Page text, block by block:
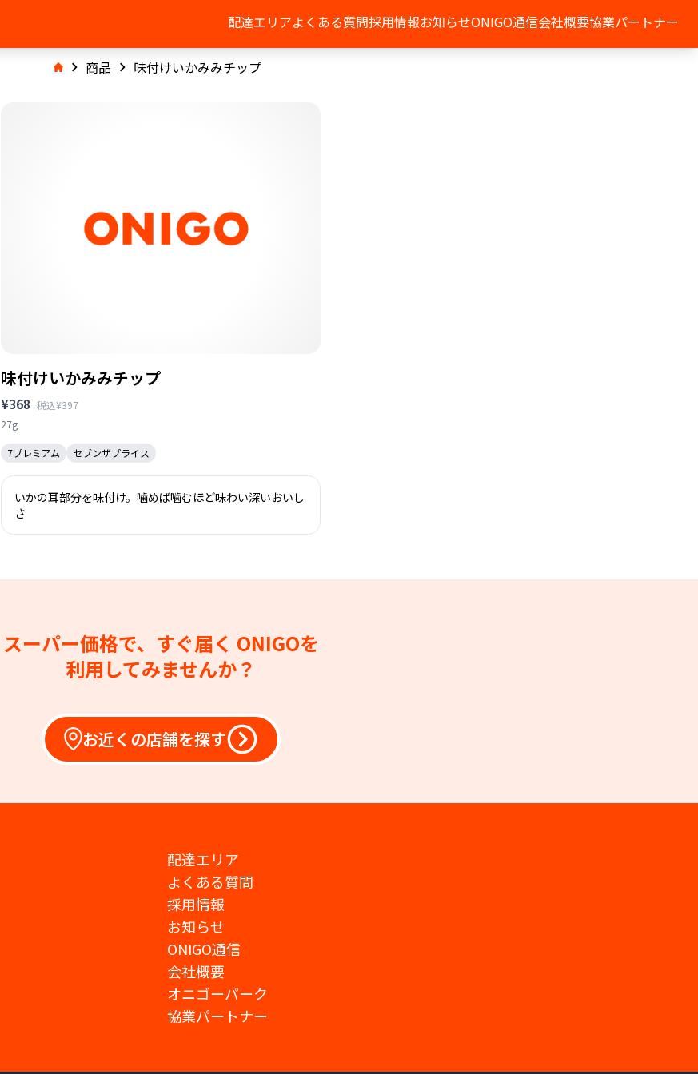
配達エリアよくある質問採用情報お知らせONIGO通信会社概要協業パートナー
商品 味付けいかみみチップ
味付けいかみみチップ
¥368 税込¥397
27g
7プレミアム セブンザプライス
いかの耳部分を味付け。噛めば噛むほど味わい深いおいし
さ
スーパー価格で、すぐ届く ONIGOを
利用してみませんか？
お近くの店舗を探す
配達エリア
よくある質問
採用情報
お知らせ
ONIGO通信
会社概要
オニゴーパーク
協業パートナー